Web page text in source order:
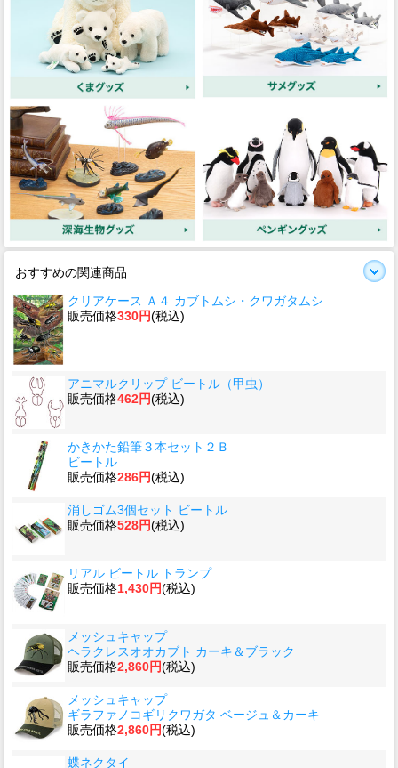
おすすめの関連商品
クリアケース Ａ４ カブトムシ・クワガタムシ
販売価格330円(税込)
アニマルクリップ ビートル（甲虫）
販売価格462円(税込)
かきかた鉛筆３本セット２Ｂ
ビートル
販売価格286円(税込)
消しゴム3個セット ビートル
販売価格528円(税込)
リアル ビートル トランプ
販売価格1,430円(税込)
メッシュキャップ
ヘラクレスオオカブト カーキ＆ブラック
販売価格2,860円(税込)
メッシュキャップ
ギラファノコギリクワガタ ベージュ＆カーキ
販売価格2,860円(税込)
蝶ネクタイ